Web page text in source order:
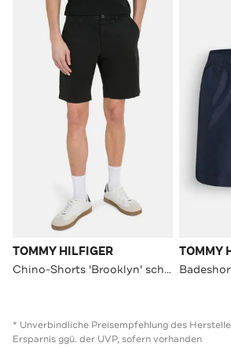
TOMMY HILFIGER
Chino-Shorts 'Brooklyn' schwarz
TOMMY
* Unverbindliche Preisempfehlung des
Ersparnis ggü. der UVP, sofern vorhanden